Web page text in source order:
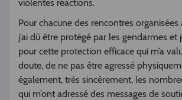
violentes réactions.
Pour chacune des rencontres
j’ai dû être protégé par les gendarmes et
pour cette protection efficace qui m’a
doute, de ne pas être agressé
également, très sincèrement, les
qui m’ont adressé des messages de